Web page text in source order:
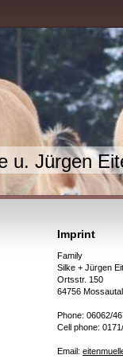
u. Jürgen
Imprint
Family
Silke + Jürgen
Ortsstr. 150
64756
Phone: 06062/
Cell phone:
Email: